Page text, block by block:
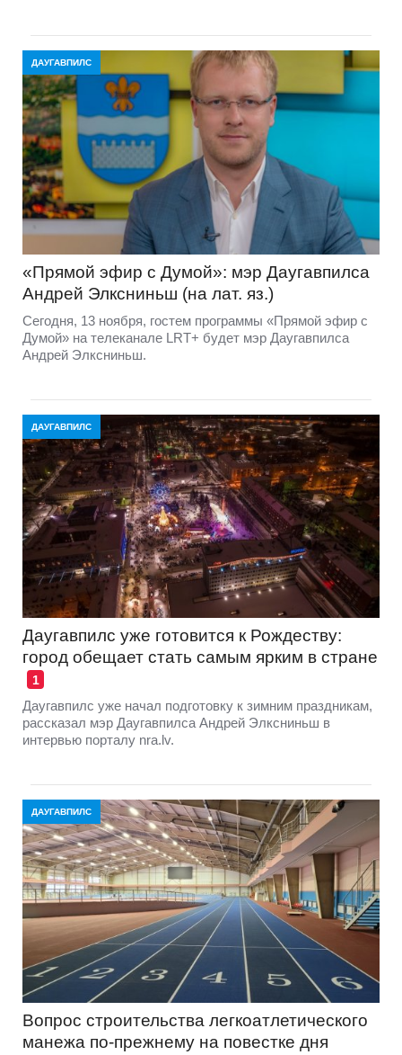
ДАУГАВПИЛС
«Прямой эфир с Думой»: мэр Даугавпилса
Андрей Элксниньш (на лат. яз.)
Сегодня, 13 ноября, гостем программы «Прямой эфир с
Думой» на телеканале LRT+ будет мэр Даугавпилса
Андрей Элксниньш.
ДАУГАВПИЛС
Даугавпилс уже готовится к Рождеству:
город обещает стать самым ярким в стране
1
Даугавпилс уже начал подготовку к зимним праздникам,
рассказал мэр Даугавпилса Андрей Элксниньш в
интервью порталу nra.lv.
ДАУГАВПИЛС
Вопрос строительства легкоатлетического
манежа по-прежнему на повестке дня